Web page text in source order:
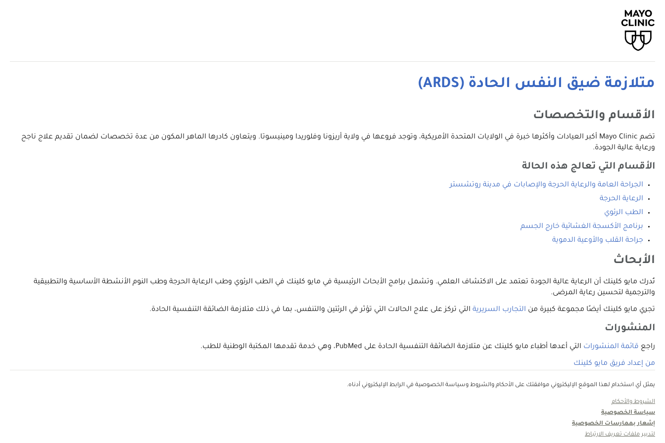
متلازمة ضيق النفس الحادة (ARDS)
الأقسام والتخصصات
تضم Mayo Clinic أكبر العيادات وأكثرها خبرة في الولايات المتحدة الأمريكية، وتوجد فروعها في ولاية أريزونا وفلوريدا ومينيسوتا. ويتعاون كادرها الماهر المكون من عدة تخصصات لضمان تقديم علاج ناجح
ورعاية عالية الجودة.
الأقسام التي تعالج هذه الحالة
الجراحة العامة والرعاية الحرجة والإصابات في مدينة روتشستر
الرعاية الحرجة
الطب الرئوي
برنامج الأكسجة الغشائية خارج الجسم
جراحة القلب والأوعية الدموية
الأبحاث
تُدرك مايو كلينك أن الرعاية عالية الجودة تعتمد على الاكتشاف العلمي. وتشمل برامج الأبحاث الرئيسية في مايو كلينك في الطب الرئوي وطب الرعاية الحرجة وطب النوم الأنشطة الأساسية والتطبيقية
والترجمية لتحسين رعاية المرضى.
تجري مايو كلينك أيضًا مجموعة كبيرة من التجارب السريرية التي تركز على علاج الحالات التي تؤثر في الرئتين والتنفس، بما في ذلك متلازمة الضائقة التنفسية الحادة.
المنشورات
راجع قائمة المنشورات التي أعدها أطباء مايو كلينك عن متلازمة الضائقة التنفسية الحادة على PubMed، وهي خدمة تقدمها المكتبة الوطنية للطب.
من إعداد فريق مايو كلينك
يمثل أي استخدام لهذا الموقع الإليكتروني موافقتك على الأحكام والشروط وسياسة الخصوصية في الرابط الإليكتروني أدناه.
الشروط والأحكام
سياسة الخصوصية
إشعار بممارسات الخصوصية
لتدبير ملفات تعريف الارتباط